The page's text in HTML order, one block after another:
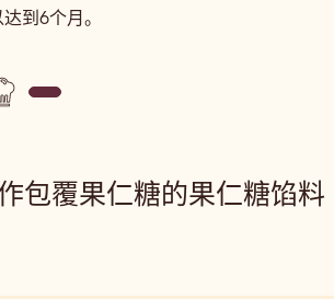
到6个月。
包覆果仁糖的果仁糖馅料